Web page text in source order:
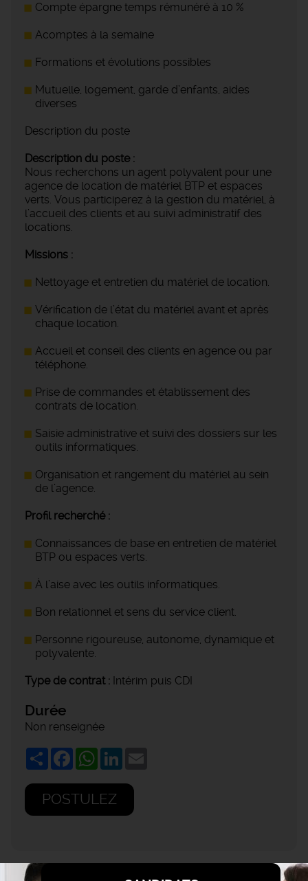
Compte épargne temps rémunéré à 10 %
Acomptes à la semaine
Formations et évolutions possibles
Mutuelle, logement, garde d’enfants, aides
diverses
Description du poste
Description du poste :
Nous recherchons un agent polyvalent pour une
agence de location de matériel BTP et espaces
verts. Vous participerez à la gestion du matériel, à
l’accueil des clients et au suivi administratif des
locations.
Missions :
Nettoyage et entretien du matériel de location.
Vérification de l’état du matériel avant et après
chaque location.
Accueil et conseil des clients en agence ou par
téléphone.
Prise de commandes et établissement des
contrats de location.
Saisie administrative et suivi des dossiers sur les
outils informatiques.
Organisation et rangement du matériel au sein
de l’agence.
Profil recherché :
Connaissances de base en entretien de matériel
BTP ou espaces verts.
À l’aise avec les outils informatiques.
Bon relationnel et sens du service client.
Personne rigoureuse, autonome, dynamique et
polyvalente.
Type de contrat : Intérim puis CDI
Durée
Non renseignée
ShareFacebookWhatsApp
LinkedIn
POSTULEZ